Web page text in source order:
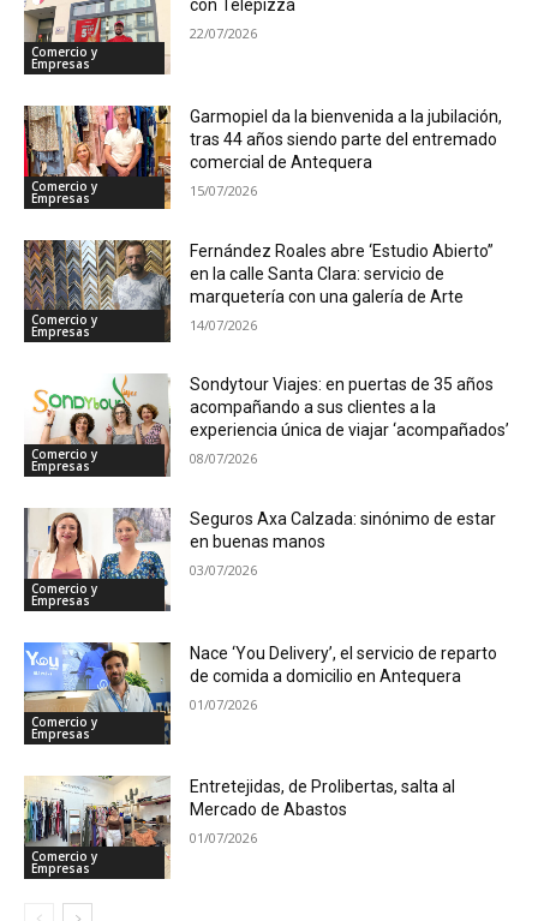
Comercio y
Empresas
con Telepizza
22/07/2026
Comercio y
Empresas
Garmopiel da la bienvenida a la jubilación,
tras 44 años siendo parte del entremado
comercial de Antequera
15/07/2026
Comercio y
Empresas
Fernández Roales abre ‘Estudio Abierto”
en la calle Santa Clara: servicio de
marquetería con una galería de Arte
14/07/2026
Comercio y
Empresas
Sondytour Viajes: en puertas de 35 años
acompañando a sus clientes a la
experiencia única de viajar ‘acompañados’
08/07/2026
Comercio y
Empresas
Seguros Axa Calzada: sinónimo de estar
en buenas manos
03/07/2026
Comercio y
Empresas
Nace ‘You Delivery’, el servicio de reparto
de comida a domicilio en Antequera
01/07/2026
Comercio y
Empresas
Entretejidas, de Prolibertas, salta al
Mercado de Abastos
01/07/2026